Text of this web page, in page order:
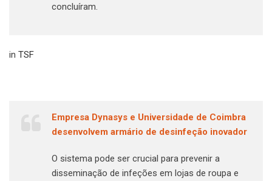
concluíram.
in TSF
Empresa Dynasys e Universidade de Coimbra
desenvolvem armário de desinfeção inovador
O sistema pode ser crucial para prevenir a
disseminação de infeções em lojas de roupa e